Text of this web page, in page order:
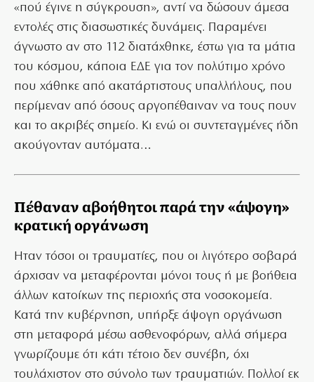
«πού έγινε η σύγκρουση», αντί να δώσουν άμεσα
εντολές στις διασωστικές δυνάμεις. Παραμένει
άγνωστο αν στο 112 διατάχθηκε, έστω για τα μάτια
του κόσμου, κάποια ΕΔΕ για τον πολύτιμο χρόνο
που χάθηκε από ακατάρτιστους υπαλλήλους, που
περίμεναν από όσους αργοπέθαιναν να τους πουν
και το ακριβές σημείο. Κι ενώ οι συντεταγμένες ήδη
ακούγονταν αυτόματα…
Πέθαναν αβοήθητοι παρά την «άψογη»
κρατική οργάνωση
Hταν τόσοι οι τραυματίες, που οι λιγότερο σοβαρά
άρχισαν να μεταφέρονται μόνοι τους ή με βοήθεια
άλλων κατοίκων της περιοχής στα νοσοκομεία.
Κατά την κυβέρνηση, υπήρξε άψογη οργάνωση
στη μεταφορά μέσω ασθενοφόρων, αλλά σήμερα
γνωρίζουμε ότι κάτι τέτοιο δεν συνέβη, όχι
τουλάχιστον στο σύνολο των τραυματιών. Πολλοί εκ